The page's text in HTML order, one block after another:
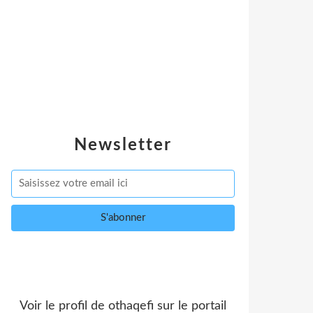
Newsletter
Voir le profil de othaqefi sur le portail